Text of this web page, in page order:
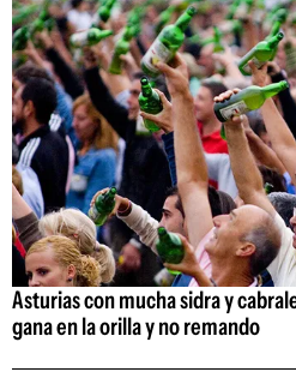
Asturias con mucha sidra y
gana en la orilla y no remando